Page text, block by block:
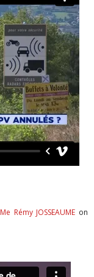
Me Rémy JOSSEAUME on